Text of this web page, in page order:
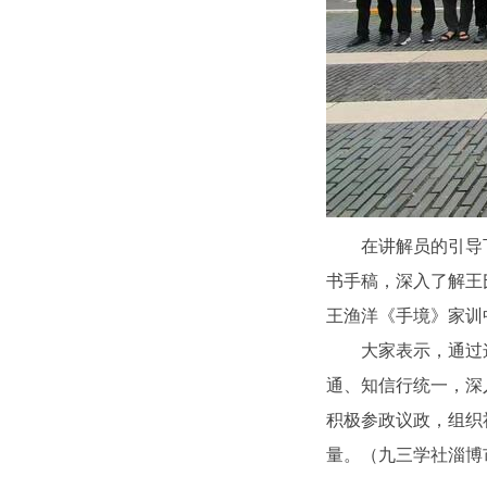
在讲解员的引
书手稿，深入了解
王渔洋《手境》家
大家表示，通
通、知信行统一，
积极参政议政，组
量。（九三学社淄